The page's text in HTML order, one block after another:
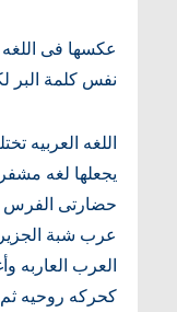
عكسها فى اللغه
نفس كلمة البر لكن
اللغه العربيه تختلف
يجعلها لغه مشفره
حضارتى الفرس
عرب شبة الجزيرة
العرب العاربه
كحركه روحيه ثم